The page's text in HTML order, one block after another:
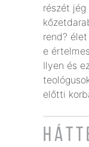
részét
rend?
e
Ilyen és
előtti